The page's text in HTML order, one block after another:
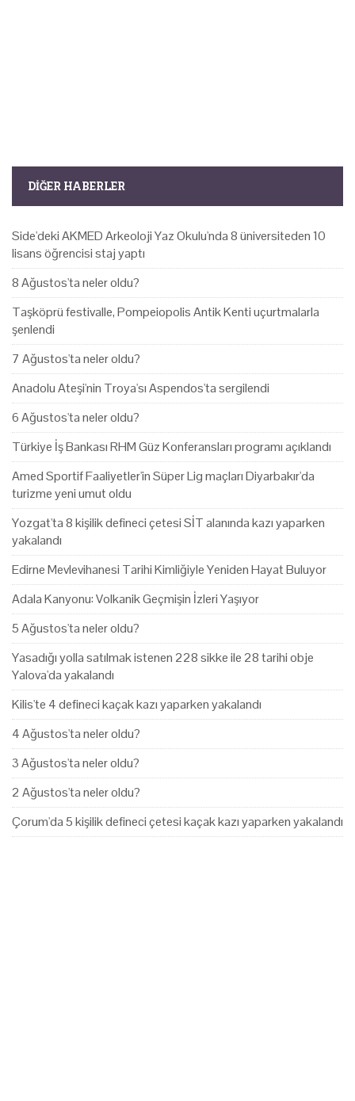
DIĞER HABERLER
Side'deki AKMED Arkeoloji Yaz Okulu'nda 8 üniversiteden 10
lisans öğrencisi staj yaptı
8 Ağustos'ta neler oldu?
Taşköprü festivalle, Pompeiopolis Antik Kenti uçurtmalarla
şenlendi
7 Ağustos'ta neler oldu?
Anadolu Ateşi'nin Troya'sı Aspendos'ta sergilendi
6 Ağustos'ta neler oldu?
Türkiye İş Bankası RHM Güz Konferansları programı açıklandı
Amed Sportif Faaliyetler'in Süper Lig maçları Diyarbakır'da
turizme yeni umut oldu
Yozgat'ta 8 kişilik defineci çetesi SİT alanında kazı yaparken
yakalandı
Edirne Mevlevihanesi Tarihi Kimliğiyle Yeniden Hayat Buluyor
Adala Kanyonu: Volkanik Geçmişin İzleri Yaşıyor
5 Ağustos'ta neler oldu?
Yasadığı yolla satılmak istenen 228 sikke ile 28 tarihi obje
Yalova'da yakalandı
Kilis'te 4 defineci kaçak kazı yaparken yakalandı
4 Ağustos'ta neler oldu?
3 Ağustos'ta neler oldu?
2 Ağustos'ta neler oldu?
Çorum'da 5 kişilik defineci çetesi kaçak kazı yaparken yakalandı